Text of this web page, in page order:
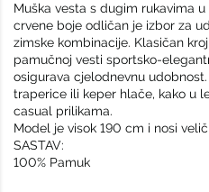
Muška vesta s dugim rukavima
crvene boje odličan je izbor za
zimske kombinacije. Klasičan
pamučnoj vesti sportsko-
osigurava cjelodnevnu
traperice ili keper hlače, kako u
casual prilikama.
Model je visok 190 cm i nosi
SASTAV:
100% Pamuk